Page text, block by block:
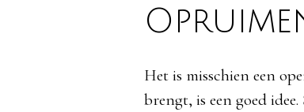
Het is misschien een
brengt, is een goed